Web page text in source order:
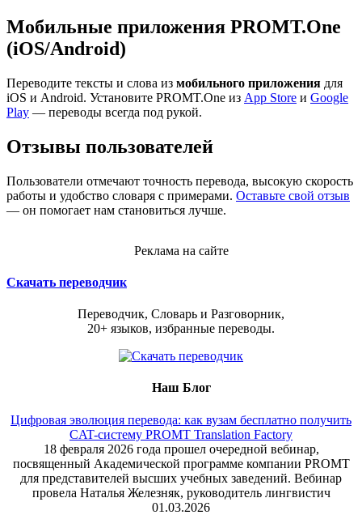
Мобильные приложения PROMT.One
(iOS/Android)
Переводите тексты и слова из мобильного приложения для
iOS и Android. Установите PROMT.One из App Store и Google
Play — переводы всегда под рукой.
Отзывы пользователей
Пользователи отмечают точность перевода, высокую скорость
работы и удобство словаря с примерами. Оставьте свой отзыв
— он помогает нам становиться лучше.
Реклама на сайте
Скачать переводчик
Переводчик, Словарь и Разговорник,
20+ языков, избранные переводы.
Наш Блог
Цифровая эволюция перевода: как вузам бесплатно получить
CAT-систему PROMT Translation Factory
18 февраля 2026 года прошел очередной вебинар,
посвященный Академической программе компании PROMT
для представителей высших учебных заведений. Вебинар
провела Наталья Железняк, руководитель лингвистич
01.03.2026